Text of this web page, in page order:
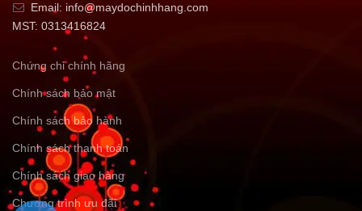
Email: info@maydochinhhang.com
MST: 0313416824
Chứng chỉ chính hãng
Chính sách bảo mật
Chính sách bảo hành
Chính sách thanh toán
Chính sách giao hàng
Chương trình ưu đãi